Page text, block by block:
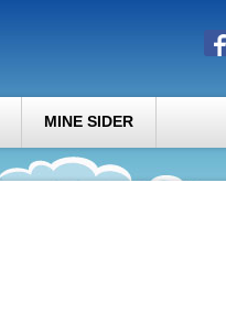
MINE SIDER